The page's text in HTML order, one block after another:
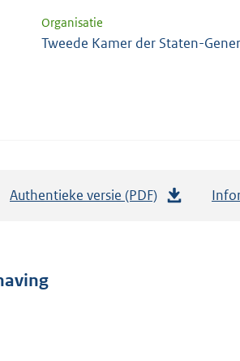
Organisatie
Tweede Kamer der Staten-
Authentieke versie (PDF)